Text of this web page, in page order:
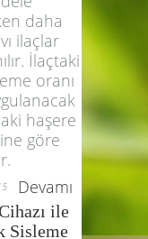
türü
daha
ilaçlar
İlaçtaki
oranı
haşere
göre